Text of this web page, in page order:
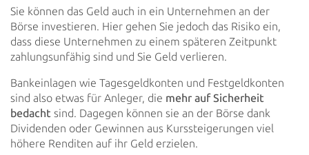
Sie können das Geld auch in ein Unternehmen an der
Börse investieren. Hier gehen Sie jedoch das Risiko ein,
dass diese Unternehmen zu einem späteren Zeitpunkt
zahlungsunfähig sind und Sie Geld verlieren.
Bankeinlagen wie Tagesgeldkonten und Festgeldkonten
sind also etwas für Anleger, die mehr auf Sicherheit
bedacht sind. Dagegen können sie an der Börse dank
Dividenden oder Gewinnen aus Kurssteigerungen viel
höhere Renditen auf ihr Geld erzielen.